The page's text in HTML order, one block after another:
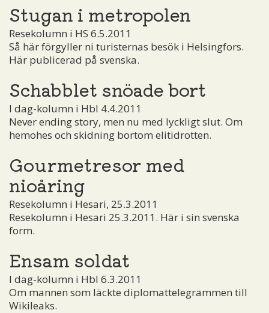
Stugan i metropolen
Resekolumn i HS 6.5.2011
Så här förgyller ni turisternas besök i Helsingfors.
Här publicerad på svenska.
Schabblet snöade bort
I dag-kolumn i Hbl 4.4.2011
Never ending story, men nu med lyckligt slut. Om
hemohes och skidning bortom elitidrotten.
Gourmetresor med
nioåring
Resekolumn i Hesari, 25.3.2011
Resekolumn i Hesari 25.3.2011. Här i sin svenska
form.
Ensam soldat
I dag-kolumn i Hbl 6.3.2011
Om mannen som läckte diplomattelegrammen till
Wikileaks.